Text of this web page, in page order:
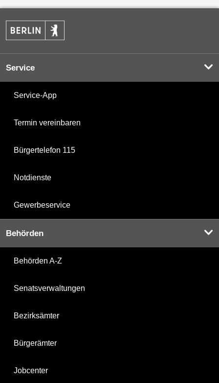
Service
Service-App
Termin vereinbaren
Bürgertelefon 115
Notdienste
Gewerbeservice
Behörden
Behörden A-Z
Senatsverwaltungen
Bezirksämter
Bürgerämter
Jobcenter